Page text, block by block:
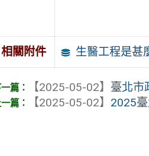
相關附件 生醫工程是甚
【2025-05-02】 臺北市
【2025-05-02】 2025